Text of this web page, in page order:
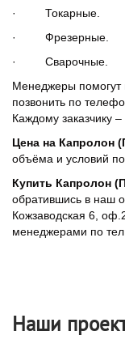
· Токарные.
· Фрезерные.
· Сварочные.
Менеджеры помогут
позвонить по
Каждому заказчику
Цена на Капролон
объёма и условий
Купить Капролон
обратившись в наш
Кожзаводская 6,
менеджерами по
Наши